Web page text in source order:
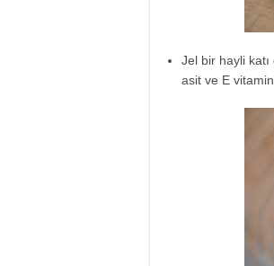
Jel bir hayli
asit ve E